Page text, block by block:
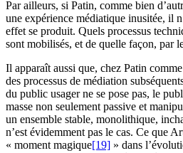
Par ailleurs, si Patin, comme bien
une expérience médiatique inusitée, il
effet se produit. Quels processus
sont mobilisés, et de quelle façon, par
Il apparaît aussi que, chez Patin
des processus de médiation
du public usager ne se pose pas, le
masse non seulement passive et
un ensemble stable, monolithique,
n’est évidemment pas le cas. Ce que
« moment magique[19] » dans